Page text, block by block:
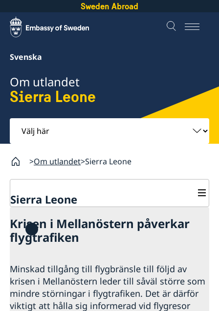
Sweden Abroad
Svenska
Om utlandet
Sierra Leone
Välj
här
Om utlandet Sierra Leone
Sierra Leone
Hjälp till svenskar i Sierra Leone
Rösta i Sierra Leone
Provisoriskt pass
Gifta sig utomlands
Reseinformation
Aktuella händelser
Allmänna säkerhetsläget
Terrorism
Naturförhållanden och katastrofer
Krisen i Mellanöstern påverkar
flygtrafiken
Minskad tillgång till flygbränsle till följd av
krisen i Mellanöstern leder till såväl större som
mindre störningar i flygtrafiken. Det är därför
viktigt att hålla sig informerad vid flygresor